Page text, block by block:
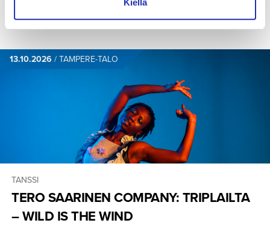
13.10.2026 / TAMPERE-TALO
TANSSI
TERO SAARINEN COMPANY: TRIPLAILTA
– WILD IS THE WIND